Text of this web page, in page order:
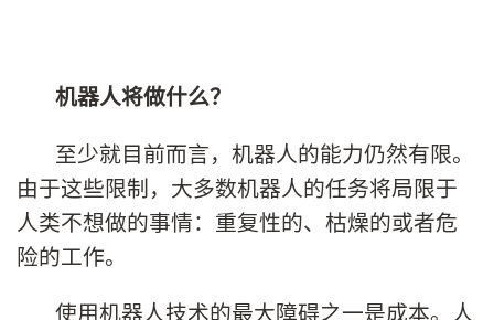
机器人将做什么？
至少就目前而言，机器人的能力仍然有限。
由于这些限制，大多数机器人的任务将局限于
人类不想做的事情：重复性的、枯燥的或者危
险的工作。
使用机器人技术的最大障碍之一是成本。人